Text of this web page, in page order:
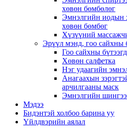
хөвөн бөмбөлөг
Эмнэлгийн иодын
хөвөн бөмбөг
Хүзүүний
Эрүүл мэнд, гоо сайхны
Гоо сайхны
Хөвөн салфетка
Нэг удаагийн
Анагаахын
арчилгааны маск
Эмнэлгийн
Мэдээ
Бидэнтэй холбоо барина уу
Үйлдвэрийн аялал